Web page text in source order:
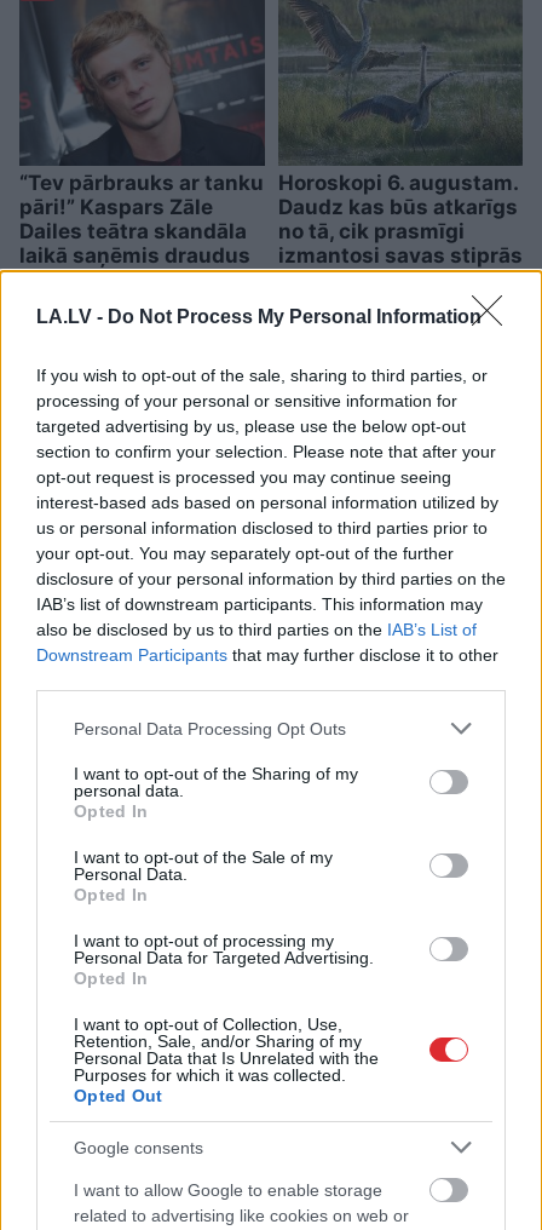
LA.LV - Do Not Process My Personal Information
If you wish to opt-out of the sale, sharing to third parties, or
processing of your personal or sensitive information for
targeted advertising by us, please use the below opt-out
section to confirm your selection. Please note that after your
opt-out request is processed you may continue seeing
interest-based ads based on personal information utilized by
us or personal information disclosed to third parties prior to
your opt-out. You may separately opt-out of the further
disclosure of your personal information by third parties on the
IAB’s list of downstream participants. This information may
also be disclosed by us to third parties on the IAB’s List of
Downstream Participants that may further disclose it to other
Please note that this website/app uses one or more Google
not limited to your visit or usage behaviour. You may click to
grant or deny consent to Google and its third-party tags to
use your data for below specified purposes in below Google
consent section.
Personal Data Processing Opt Outs
I want to opt-out of the Sharing of my
personal data.
Opted In
I want to opt-out of the Sale of my
Personal Data.
Opted In
I want to opt-out of processing my
Personal Data for Targeted Advertising.
Opted In
I want to opt-out of Collection, Use,
Retention, Sale, and/or Sharing of my
Personal Data that Is Unrelated with the
Purposes for which it was collected.
Opted Out
Google consents
I want to allow Google to enable storage
related to advertising like cookies on web or
“Tev pārbrauks ar tanku
pāri!” Kaspars Zāle
Dailes teātra skandāla
laikā saņēmis draudus
Horoskopi 6. augustam.
Daudz kas būs atkarīgs
no tā, cik prasmīgi
izmantosi savas stiprās
puses
“Nevaruiztēloties
četrgadnieku vienu vīriešu
ģērbtuvē…” Māte sašutusi
par baseina iekšējās
kārtības noteikumiem
Armands Puče:
“Skaidrs, ka tas ir
sarunāts “veikals”! Bet
vai jūs domājat, ka visi
TESTS.
iegūt 80% šajā lauku
Atcelt Ziņot